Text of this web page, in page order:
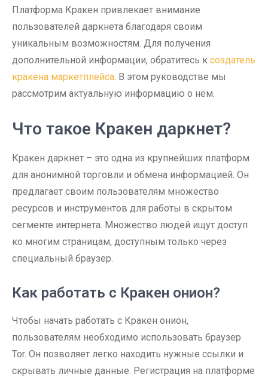
Платформа Кракен привлекает внимание
пользователей даркнета благодаря своим
уникальным возможностям. Для получения
дополнительной информации, обратитесь к создатель
кракена маркетплейса. В этом руководстве мы
рассмотрим актуальную информацию о нём.
Что такое Кракен даркнет?
Кракен даркнет – это одна из крупнейших платформ
для анонимной торговли и обмена информацией. Он
предлагает своим пользователям множество
ресурсов и инструментов для работы в скрытом
сегменте интернета. Множество людей ищут доступ
ко многим страницам, доступным только через
специальный браузер.
Как работать с Кракен онион?
Чтобы начать работать с Кракен онион,
пользователям необходимо использовать браузер
Tor. Он позволяет легко находить нужные ссылки и
скрывать личные данные. Регистрация на платформе